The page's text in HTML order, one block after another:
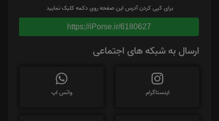
برای کپی کردن آدرس این صفحه روی دکمه کلیک نمایید
https://iPorse.ir/6180627
ارسال به شبکه های اجتماعی
اینستاگرام واتس اپ